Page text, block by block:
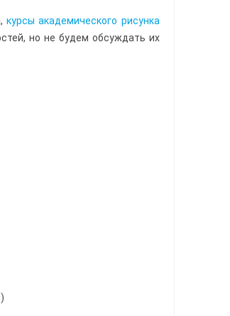
курсы академического рисунка
но не будем обсуждать их